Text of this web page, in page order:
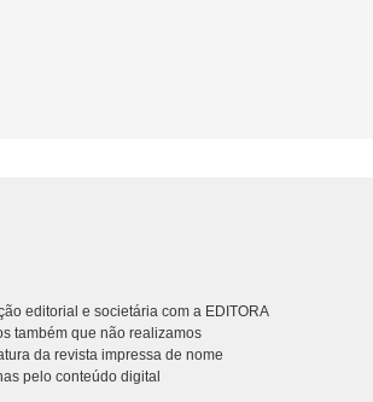
editorial e societária com a EDITORA
também que não realizamos
da revista impressa de nome
pelo conteúdo digital